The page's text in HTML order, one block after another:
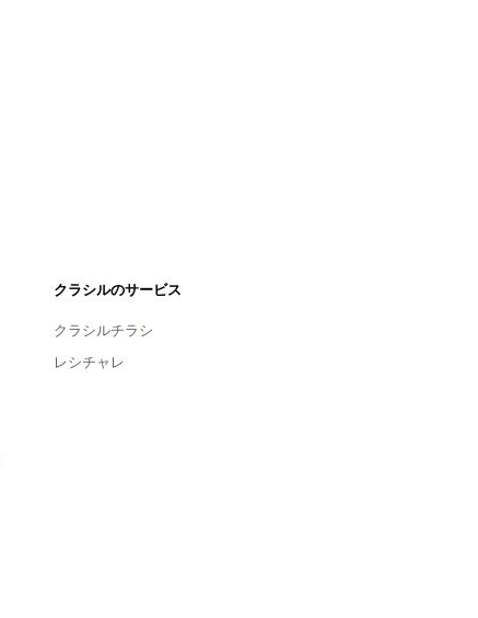
クラシルのサービス
クラシルチラシ
レシチャレ